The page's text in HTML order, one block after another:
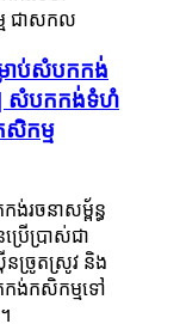
ាប់សំបកកង់
| សំបកកង់ទំហំ
កម្ម
រចនាសម្ព័ន្ធ
រើប្រាស់ជា
ច្រូតស្រូវ និង
ង់កសិកម្មទៅ